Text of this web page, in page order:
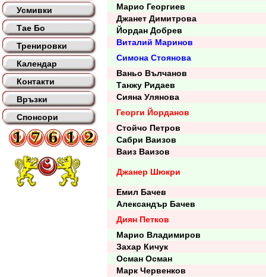
Усмивки
Тае Бо
Тренировки
Календар
Контакти
Връзки
Спонсори
Марио Георгиев
Джанет Димитрова
Йордан Добрев
Виталий Маринов
Симона Стоянова
Ваньо Вълчанов
Танжу Ридаев
Сияна Улянова
Георги Йорданов
Стойчо Петров
Сабри Ваизов
Ваиз Ваизов
Джанер Шюкри
Емил Бачев
Александър Бачев
Диян Петков
Марио Владимиров
Захар Кичук
Осман Осман
Марк Червенков